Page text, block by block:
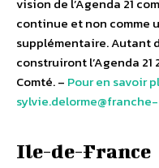
continue et non comme
supplémentaire. Autant
construiront l’Agenda 21
Comté. – Pour en savoir
Ile-de-France